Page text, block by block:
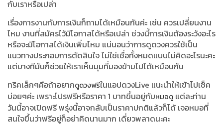
กับเราหรือเปล่า
เรื่องการงานกับการเงินก็ถามได้เหมือนกันค่ะ เช่น ควรเปลี่ยนงาน
ไหม งานที่สมัครไว้มีโอกาสได้หรือเปล่า ช่วงนี้การเงินต้องระวังอะไร
หรือจะมีโอกาสได้เงินเพิ่มไหม แน่นอนว่าการดูดวงควรใช้เป็น
แนวทางประกอบการตัดสินใจ ไม่ใช่เชื่อทั้งหมดแบบไม่คิดอะไรนะคะ
แต่บางทีมันก็ช่วยให้เราเห็นมุมที่มองข้ามไปได้เหมือนกัน
ทริคเล็กๆคือถ้าอยากดูดวงฟรีในแอปดวงLive แนะนำให้เข้าไปเช็ค
บ่อยๆค่ะ เพราะโปรฟรีหรือราคา 1 บาทขึ้นอยู่กับหมอดู แต่ละท่าน
วันนี้อาจเปิดฟรี พรุ่งนี้อาจกลับเป็นราคาปกติแล้วก็ได้ เจอหมอที่
สนใจขึ้นว่าฟรีอยู่ก็อย่าคิดนานมาก เดี๋ยวพลาดนะคะ